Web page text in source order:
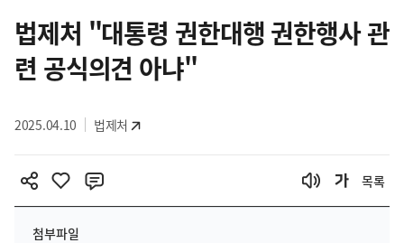
텐
영
법제처 "대통령 권한대행 권한행사 관
련 공식의견 아냐"
2025.04.10 법제처
목록
첨부파일